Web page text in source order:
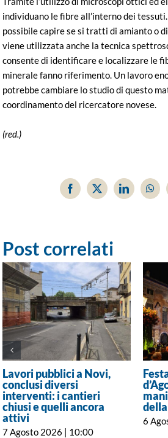
individuano le fibre all’interno dei
possibile capire se si tratti di amianto o
viene utilizzata anche la tecnica
consente di identificare e localizzare le
minerale fanno riferimento. Un lavoro
potrebbe cambiare lo studio di questo
coordinamento del ricercatore novese.
(red.)
Facebook
X LinkedIn
Post correlati
Lavori pubblici a Novi,
conclusi diversi
interventi: i cantieri
chiusi e quelli ancora
attivi
7 Agosto 2026 | 10:00
6